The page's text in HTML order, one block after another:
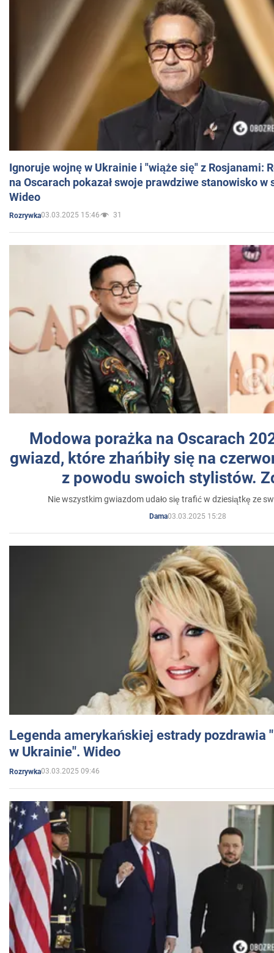
Ignoruje wojnę w Ukrainie i "wiąże się" z Rosjanami:
na Oscarach pokazał swoje prawdziwe stanowisko w
Wideo
Rozrywka03.03.2025 15:46 31
Modowa porażka na Oscarach
gwiazd, które zhańbiły się na
z powodu swoich stylistów.
Nie wszystkim gwiazdom udało się trafić w dziesiątkę ze
Dama03.03.2025 15:28
Legenda amerykańskiej estrady pozdrawia
w Ukrainie". Wideo
Rozrywka03.03.2025 09:46